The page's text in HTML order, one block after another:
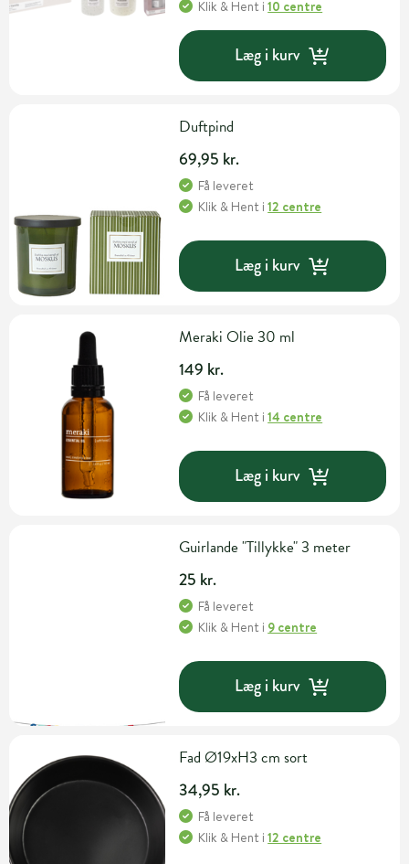
Klik & Hent i10 centre
Læg i kurv
Duftpind
69,95 kr.
Få leveret
Klik & Hent i12 centre
Læg i kurv
Meraki Olie 30 ml
149 kr.
Få leveret
Klik & Hent i14 centre
Læg i kurv
Guirlande "Tillykke" 3 meter
25 kr.
Få leveret
Klik & Hent i 9 centre
Læg i kurv
Fad Ø19xH3 cm sort
34,95 kr.
Få leveret
Klik & Hent i12 centre